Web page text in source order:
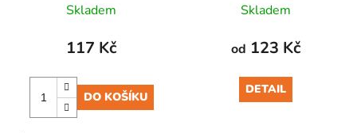
Skladem
117 Kč
DO KOŠÍKU
Skladem
od 123 Kč
DETAIL